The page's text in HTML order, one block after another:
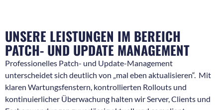
UNSERE LEISTUNGEN IM BEREICH
PATCH- UND UPDATE MANAGEMENT
Professionelles Patch- und Update-Management
unterscheidet sich deutlich von „mal eben aktualisieren“. Mit
klaren Wartungsfenstern, kontrollierten Rollouts und
kontinuierlicher Überwachung halten wir Server, Clients und